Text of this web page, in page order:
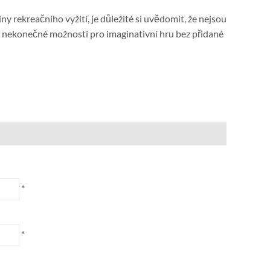
rekreačního vyžití, je důležité si uvědomit, že nejsou
možnosti pro imaginativní hru bez přidané
*
*